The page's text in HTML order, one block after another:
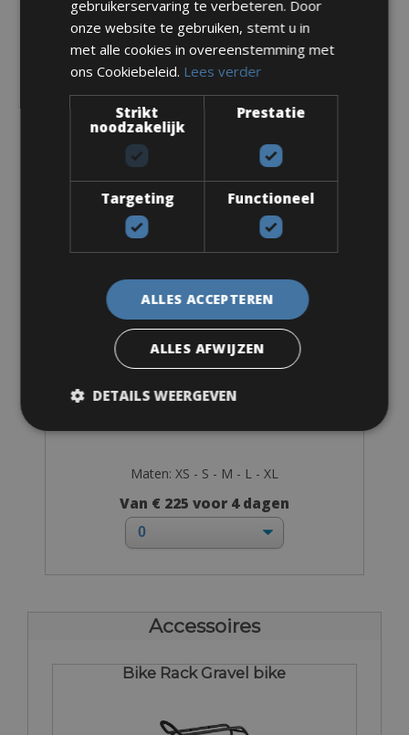
Maten: S - M - L
Van € 250 voor 4 dagen
Ridley Fenix SLIC Disc Ultegra
Maten: XS - S - M - L - XL
Van € 225 voor 4 dagen
Accessoires
Bike Rack Gravel bike
gebruikerservaring te verbeteren. Door
onze website te gebruiken, stemt u in
met alle cookies in overeenstemming met
ons Cookiebeleid. Lees verder
Strikt
noodzakelijk
Prestatie
Targeting Functioneel
ALLES ACCEPTEREN
ALLES AFWIJZEN
DETAILS WEERGEVEN